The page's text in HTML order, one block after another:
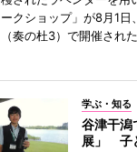
ークショップ」が8月1日
（奏の杜3）で開催された
学ぶ・知る
谷津干潟
展」 子